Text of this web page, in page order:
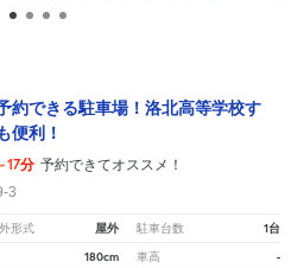
約できる駐車場！洛北高等学校す
便利！
17分 予約できてオススメ！
3
形式 屋外 駐車台数 1台
180cm 車高 -